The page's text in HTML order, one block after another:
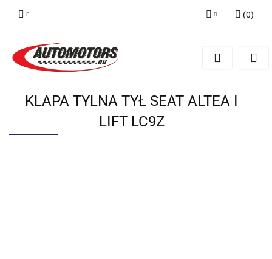
Zarejestruj się
(0)
KLAPA TYLNA TYŁ SEAT ALTEA I
LIFT LC9Z